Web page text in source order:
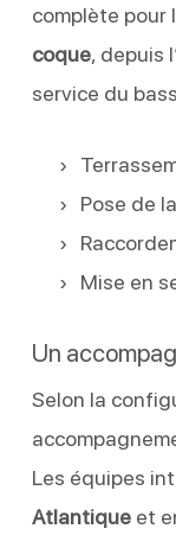
complète pour
coque, depuis
service du
Pose de
Mise en
Un
Selon la
Les équipes
Atlantiqueet